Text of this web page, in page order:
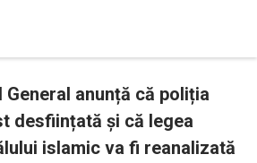
anunță că poliția
desființată și că legea
islamic va fi reanalizată